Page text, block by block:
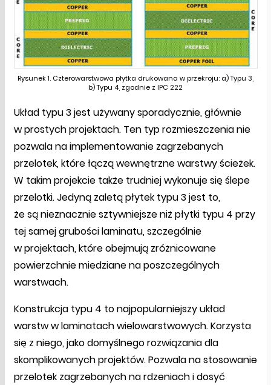
Rysunek 1. Czterowarstwowa płytka drukowana w przekroju: a) Typu 3,
b) Typu 4, zgodnie z IPC 222
Układ typu 3 jest używany sporadycznie, głównie
w prostych projektach. Ten typ rozmieszczenia nie
pozwala na implementowanie zagrzebanych
przelotek, które łączą wewnętrzne warstwy ścieżek.
W takim projekcie także trudniej wykonuje się ślepe
przelotki. Jedyną zaletą płytek typu 3 jest to,
że są nieznacznie sztywniejsze niż płytki typu 4 przy
tej samej grubości laminatu, szczególnie
w projektach, które obejmują zróżnicowane
powierzchnie miedziane na poszczególnych
warstwach.
Konstrukcja typu 4 to najpopularniejszy układ
warstw w laminatach wielowarstwowych. Korzysta
się z niego, jako domyślnego rozwiązania dla
skomplikowanych projektów. Pozwala na stosowanie
przelotek zagrzebanych na rdzeniach i dosyć